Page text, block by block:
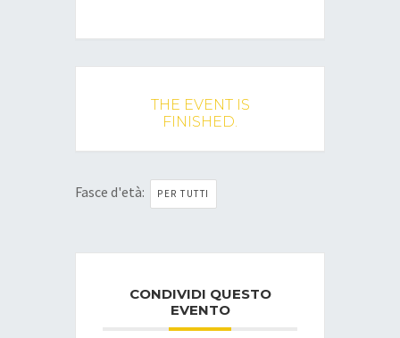
THE EVENT IS
FINISHED.
Fasce d'età: PER TUTTI
CONDIVIDI QUESTO
EVENTO